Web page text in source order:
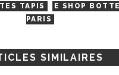
TAPIS E SHOP
PARIS
SIMILAIRES